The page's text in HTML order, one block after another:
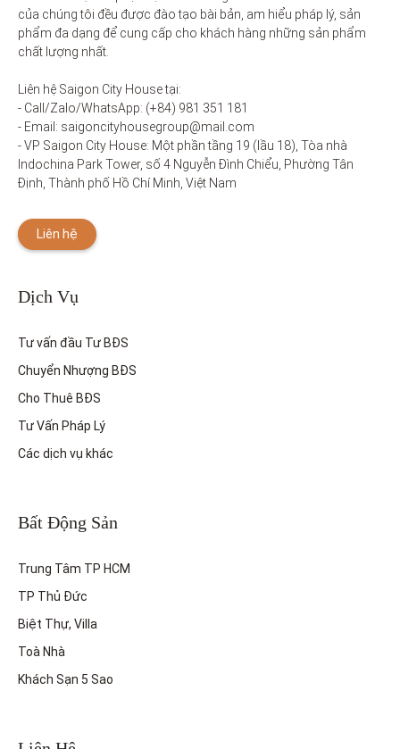
của chúng tôi đều được đào tạo bài bản, am hiểu pháp lý, sản
phẩm đa dạng để cung cấp cho khách hàng những sản phẩm
chất lượng nhất.
Liên hệ Saigon City House tại:
- Call/Zalo/WhatsApp: (+84) 981 351 181
- Email: saigoncityhousegroup@mail.com
- VP Saigon City House: Một phần tầng 19 (lầu 18), Tòa nhà
Indochina Park Tower, số 4 Nguyễn Đình Chiểu, Phường Tân
Định, Thành phố Hồ Chí Minh, Việt Nam
Liên hệ
Dịch Vụ
Tư vấn đầu Tư BĐS
Chuyển Nhượng BĐS
Cho Thuê BĐS
Tư Vấn Pháp Lý
Các dịch vụ khác
Bất Động Sản
Trung Tâm TP HCM
TP Thủ Đức
Biệt Thự, Villa
Toà Nhà
Khách Sạn 5 Sao